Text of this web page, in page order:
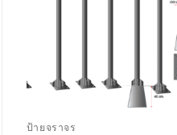
ป้ายจราจร